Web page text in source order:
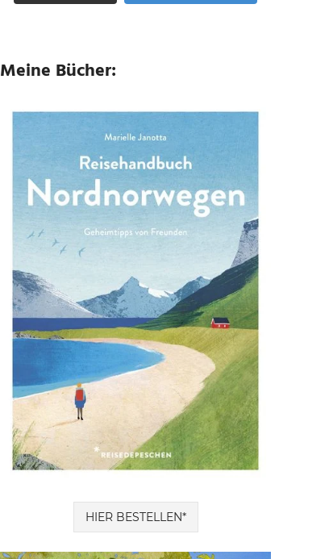
Meine Bücher:
HIER BESTELLEN*